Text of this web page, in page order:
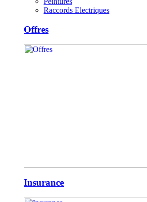
Raccords Electriques
Offres
Insurance